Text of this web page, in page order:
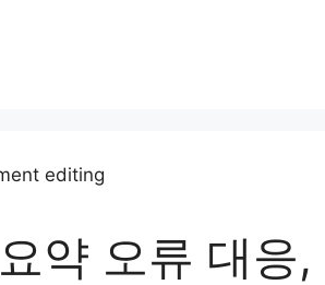
약 오류 대응